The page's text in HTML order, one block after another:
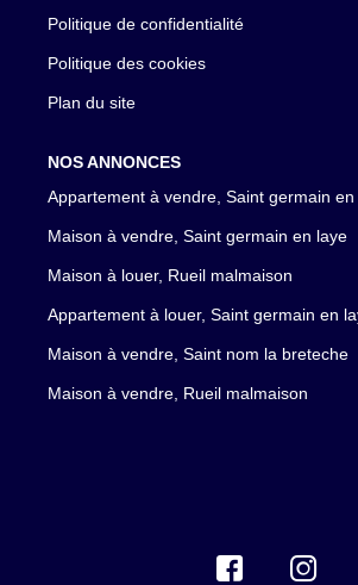
Politique de confidentialité
Politique des cookies
Plan du site
NOS ANNONCES
Appartement à vendre, Saint germain en
Maison à vendre, Saint germain en laye
Maison à louer, Rueil malmaison
Appartement à louer, Saint germain en
Maison à vendre, Saint nom la breteche
Maison à vendre, Rueil malmaison